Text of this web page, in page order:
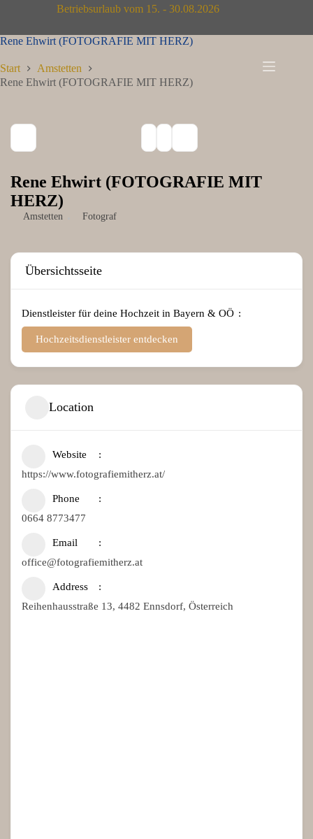
Betriebsurlaub vom 15. - 30.08.2026
Rene Ehwirt (FOTOGRAFIE MIT HERZ)
Start
Amstetten
Rene Ehwirt (FOTOGRAFIE MIT HERZ)
Rene Ehwirt (FOTOGRAFIE MIT
HERZ)
Amstetten Fotograf
Übersichtsseite
Dienstleister für deine Hochzeit in Bayern & OÖ
Hochzeitsdienstleister entdecken
Location
Website
https://www.fotografiemitherz.at/
Phone
0664 8773477
Email
office@fotografiemitherz.at
Address
Reihenhausstraße 13, 4482 Ennsdorf, Österreich